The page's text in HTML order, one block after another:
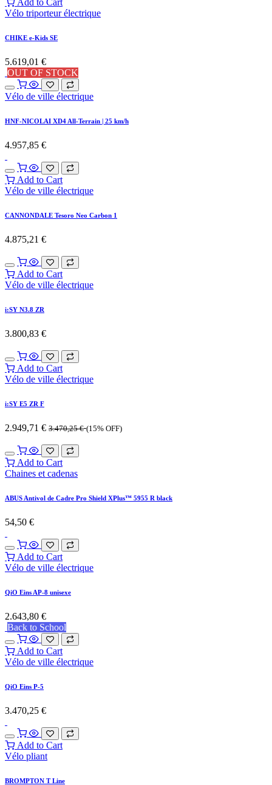
Add to Cart
Vélo triporteur électrique
CHIKE e-Kids SE
5.619,01 €
OUT OF STOCK
Vélo de ville électrique
HNF-NICOLAI XD4 All-Terrain | 25 km/h
4.957,85 €
Add to Cart
Vélo de ville électrique
CANNONDALE Tesoro Neo Carbon 1
4.875,21 €
Add to Cart
Vélo de ville électrique
i:SY N3.8 ZR
3.800,83 €
Add to Cart
Vélo de ville électrique
i:SY E5 ZR F
2.949,71 € 3.470,25€ (15% OFF)
Add to Cart
Chaines et cadenas
ABUS Antivol de Cadre Pro Shield XPlus™ 5955 R black
54,50 €
Add to Cart
Vélo de ville électrique
QiO Eins AP-8 unisexe
2.643,80 €
Back to School
Add to Cart
Vélo de ville électrique
QiO Eins P-5
3.470,25 €
Add to Cart
Vélo pliant
BROMPTON T Line